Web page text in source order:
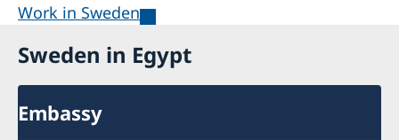
Work in Sweden
Sweden in Egypt
Embassy